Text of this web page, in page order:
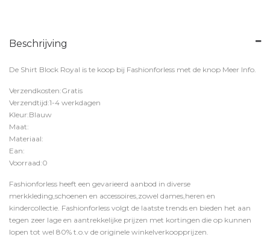
Beschrijving
De Shirt Block Royal is te koop bij Fashionforless met de knop Meer Info.
Verzendkosten:Gratis
Verzendtijd:1-4 werkdagen
Kleur:Blauw
Maat:
Materiaal:
Ean:
Voorraad:0
Fashionforless heeft een gevarieerd aanbod in diverse
merkkleding,schoenen en accessoires,zowel dames,heren en
kindercollectie. Fashionforless volgt de laatste trends en bieden het aan
tegen zeer lage en aantrekkelijke prijzen met kortingen die op kunnen
lopen tot wel 80% t.o.v de originele winkelverkoopprijzen.